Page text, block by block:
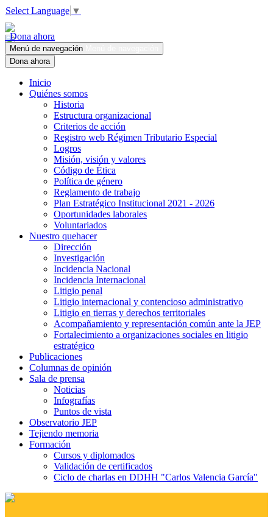
Select Language ▼
Dona ahora
Menú de navegación
Dona ahora
Inicio
Quiénes somos
Historia
Estructura organizacional
Criterios de acción
Registro web Régimen Tributario Especial
Logros
Misión, visión y valores
Código de Ética
Política de género
Reglamento de trabajo
Plan Estratégico Institucional 2021 - 2026
Oportunidades laborales
Voluntariados
Nuestro quehacer
Dirección
Investigación
Incidencia Nacional
Incidencia Internacional
Litigio penal
Litigio internacional y contencioso administrativo
Litigio en tierras y derechos territoriales
Acompañamiento y representación común ante la JEP
Fortalecimiento a organizaciones sociales en litigio
estratégico
Publicaciones
Columnas de opinión
Sala de prensa
Noticias
Infografías
Puntos de vista
Observatorio JEP
Tejiendo memoria
Formación
Cursos y diplomados
Validación de certificados
Ciclo de charlas en DDHH "Carlos Valencia García"